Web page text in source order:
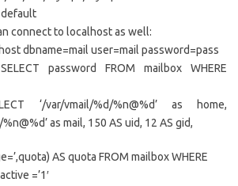
connect to localhost as well:
dbname=mail user=mail password=pass
password FROM mailbox WHERE
‘/var/vmail/%d/%n@%d’ as home,
as mail, 150 AS uid, 12 AS gid,
AS quota FROM mailbox WHERE
=’1′